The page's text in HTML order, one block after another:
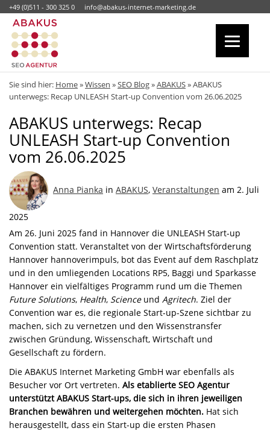
+49 (0)511 - 300 325 0 info@abakus-internet-marketing.de
Sie sind hier: Home»Wissen »SEO Blog»ABAKUS»ABAKUS
unterwegs: Recap UNLEASH Start-up Convention vom 26.06.2025
ABAKUS unterwegs: Recap
UNLEASH Start-up Convention
vom 26.06.2025
Anna Pianka in ABAKUS, Veranstaltungen am 2. Juli
2025
Am 26. Juni 2025 fand in Hannover die UNLEASH Start-up
Convention statt. Veranstaltet von der Wirtschaftsförderung
Hannover hannoverimpuls, bot das Event auf dem Raschplatz
und in den umliegenden Locations RP5, Baggi und Sparkasse
Hannover ein vielfältiges Programm rund um die Themen
Future Solutions, Health, Scienceund Agritech. Ziel der
Convention war es, die regionale Start-up-Szene sichtbar zu
machen, sich zu vernetzen und den Wissenstransfer
zwischen Gründung, Wissenschaft, Wirtschaft und
Gesellschaft zu fördern.
Die ABAKUS Internet Marketing GmbH war ebenfalls als
Besucher vor Ort vertreten. Als etablierte SEO Agentur
unterstützt ABAKUS Start-ups, die sich in ihren jeweiligen
Branchen bewähren und weitergehen möchten. Hat sich
herausgestellt, dass ein Start-up die ersten Phasen